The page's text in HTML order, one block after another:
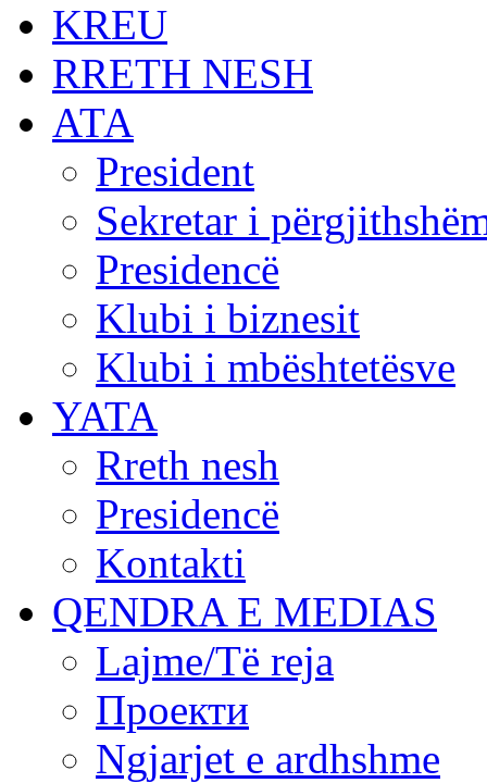
KREU
RRETH NESH
АТА
President
Sekretar i
Presidencë
Klubi i biznesit
Klubi i mbështetësve
YATA
Rreth nesh
Presidencë
Kontakti
QENDRA E MEDIAS
Lajme/Të reja
Проекти
Ngjarjet e ardhshme